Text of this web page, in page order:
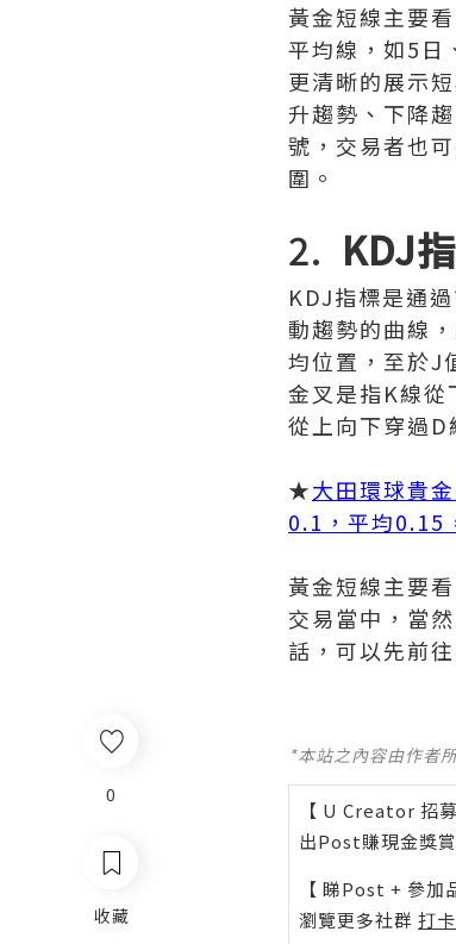
0
收藏
黃金短線主要
平均線，如5日
更清晰的展示
升趨勢、下降
號，交易者也
圍。
2. KDJ
KDJ指標是通
動趨勢的曲線
均位置，至於J
金叉是指K線
從上向下穿過D
★大田環球貴
0.1，平均0.15
黃金短線主要
交易當中，當
話，可以先前
*本站之內容由作者
【 U Creator 招募
出Post賺現金獎
【 睇Post + 參加
瀏覽更多社群 打卡